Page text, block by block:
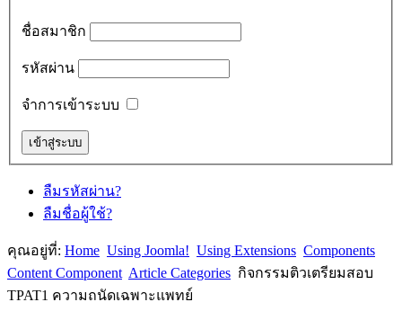
ชื่อสมาชิก
รหัสผ่าน
จำการเข้าระบบ
ลืมรหัสผ่าน?
ลืมชื่อผู้ใช้?
คุณอยู่ที่: Home Using Joomla! Using Extensions Components
Content Component Article Categories กิจกรรมติวเตรียมสอบ
TPAT1 ความถนัดเฉพาะแพทย์